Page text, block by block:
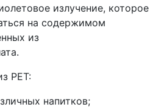
излучение, которое
на содержимом
из
PET:
напитков;